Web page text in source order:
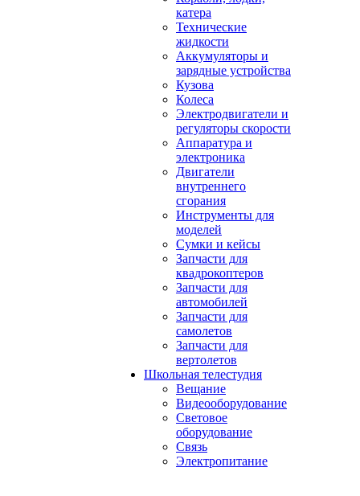
катера
Технические
жидкости
Аккумуляторы и
зарядные устройства
Кузова
Колеса
Электродвигатели и
регуляторы скорости
Аппаратура и
электроника
Двигатели
внутреннего
сгорания
Инструменты для
моделей
Сумки и кейсы
Запчасти для
квадрокоптеров
Запчасти для
автомобилей
Запчасти для
самолетов
Запчасти для
вертолетов
Школьная телестудия
Вещание
Видеооборудование
Световое
оборудование
Связь
Электропитание